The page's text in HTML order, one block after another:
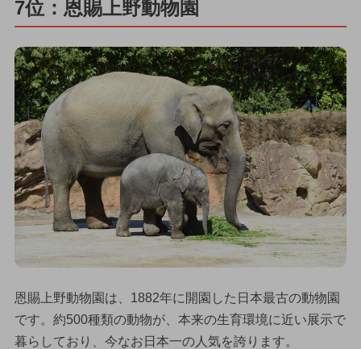
7位：恩賜上野動物園
恩賜上野動物園は、1882年に開園した日本最古の動物園
です。約500種類の動物が、本来の生育環境に近い展示で
暮らしており、今なお日本一の人気を誇ります。